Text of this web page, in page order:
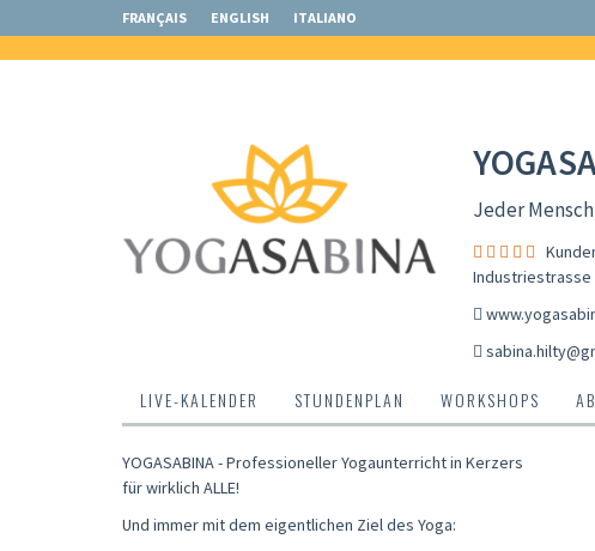
FRANÇAIS ENGLISH ITALIANO
Jeder
Industriestrasse
LIVE-KALENDER STUNDENPLAN WORKSHOPS
YOGASABINA - Professioneller Yogaunterricht in Kerzers
für wirklich ALLE!
Und immer mit dem eigentlichen Ziel des Yoga: